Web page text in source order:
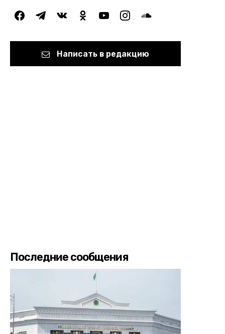
facebooktelegramvkontakteodnoklassniki
youtubeinstagramsoundcloud
Написать в редакцию
Последние сообщения